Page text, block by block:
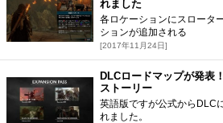
れました
各ロケーションにスロータ
ションが追加される
[2017年11月24日]
DLCロードマップが発表
ストーリー
英語版ですが公式からDLC
れました。